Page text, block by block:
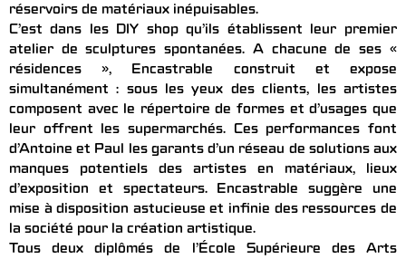
réservoirs de matériaux inépuisables.
C’est dans les DIY shop qu’ils établissent leur premier
atelier de sculptures spontanées. A chacune de ses «
résidences », Encastrable construit et expose
simultanément : sous les yeux des clients, les artistes
composent avec le répertoire de formes et d’usages que
leur offrent les supermarchés. Ces performances font
d’Antoine et Paul les garants d’un réseau de solutions aux
manques potentiels des artistes en matériaux, lieux
d’exposition et spectateurs. Encastrable suggère une
mise à disposition astucieuse et infinie des ressources de
la société pour la création artistique.
Tous deux diplômés de l’École Supérieure des Arts